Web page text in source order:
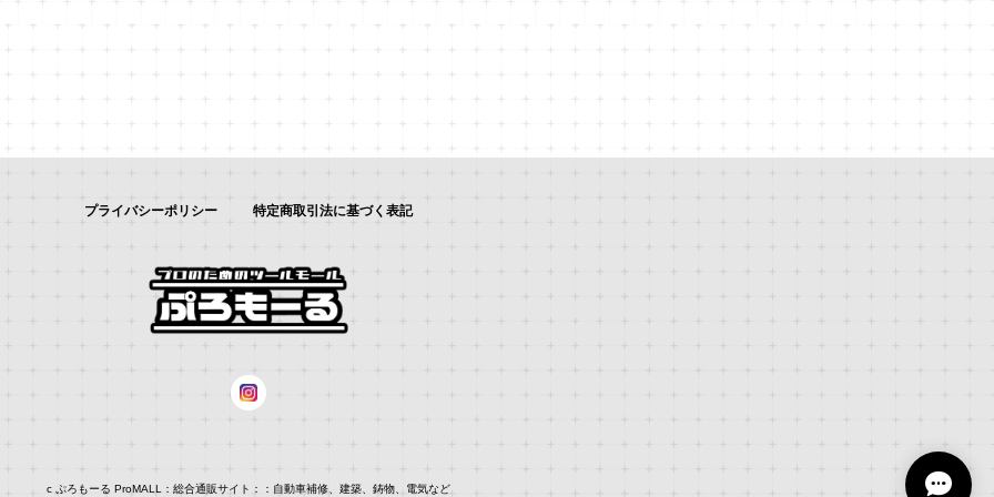
プライバシーポリシー 特定商取引法に基づく表記
c ぷろもーる ProMALL：総合通販サイト：：自動車補修、建築、鋳物、電気など